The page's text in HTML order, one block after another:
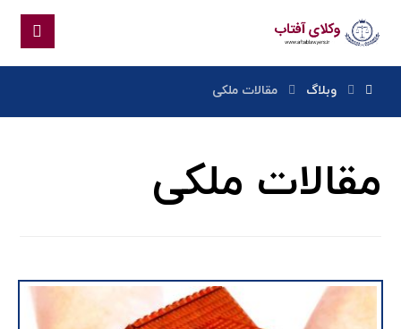
وبلاگ مقالات ملکی
مقالات ملکی